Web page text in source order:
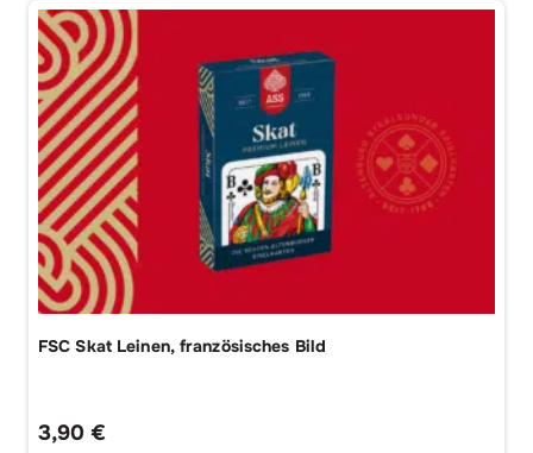
FSC Skat Leinen, französisches Bild
3,90 €